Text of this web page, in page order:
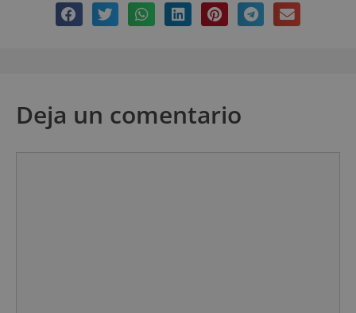
Deja un comentario